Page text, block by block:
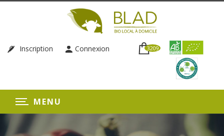
Inscription Connexion 3209
MENU